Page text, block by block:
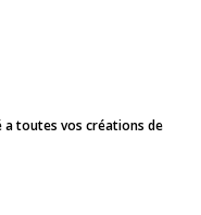
toutes vos créations de